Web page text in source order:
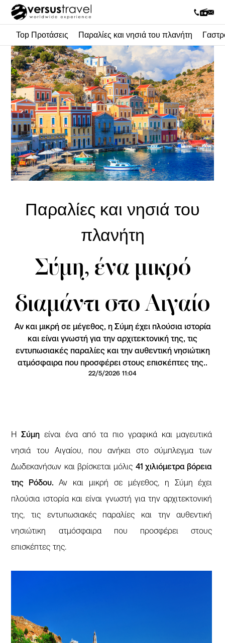
Top Προτάσεις Παραλίες και νησιά του πλανήτη
Παραλίες και νησιά του
πλανήτη
Σύμη, ένα μικρό
διαμάντι στο Αιγαίο
Αν και μικρή σε μέγεθος, η Σύμη έχει πλούσια ιστορία
και είναι γνωστή για την αρχιτεκτονική της, τις
εντυπωσιακές παραλίες και την αυθεντική νησιώτικη
ατμόσφαιρα που προσφέρει στους επισκέπτες της..
22/5/2026 11:04
ΗΣύμη είναι ένα από τα πιο γραφικά και μαγευτικά
νησιά του Αιγαίου, που ανήκει στο σύμπλεγμα των
Δωδεκανήσων και βρίσκεται μόλις 41 χιλιόμετρα βόρεια
της Ρόδου.Αν και μικρή σε μέγεθος, η Σύμη έχει
πλούσια ιστορία και είναι γνωστή για την αρχιτεκτονική
της, τις εντυπωσιακές παραλίες και την αυθεντική
νησιώτικη ατμόσφαιρα που προσφέρει στους
επισκέπτες της.